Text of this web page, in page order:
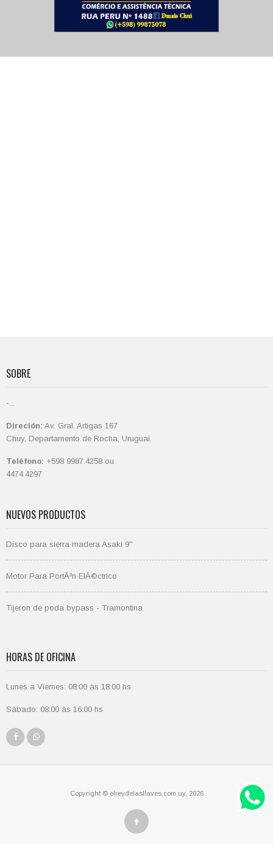
SOBRE
-...
Direción: Av. Gral. Artigas 167
Chuy, Departamento de Rocha, Uruguai.
Teléfono: +598 9987.4258 ou
4474.4297
NUEVOS PRODUCTOS
Disco para sierra madera Asaki 9''
Motor Para PortÃ³n ElÃ©ctrico
Tijeron de poda bypass - Tramontina
HORAS DE OFICINA
Lunes a Viernes: 08:00 às 18:00 hs
Sábado: 08:00 às 16:00 hs
Copyright © elreydelasllaves.com.uy, 2026